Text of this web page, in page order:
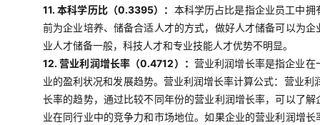
11. 本科学历比（0.3395）： 本科学历占比是指企业员工中
前为企业培养、储备合适人才的方式，做好人才储备可以为
业人才储备一般，科技人才和专业技能人才优势不明显。
12. 营业利润增长率（0.4712）： 营业利润增长率是指企业
业的盈利状况和发展趋势。营业利润增长率计算公式：营业
长率的趋势，通过比较不同年份的营业利润增长率，可以了
业在同行业中的竞争力和市场地位。如果企业的营业利润增